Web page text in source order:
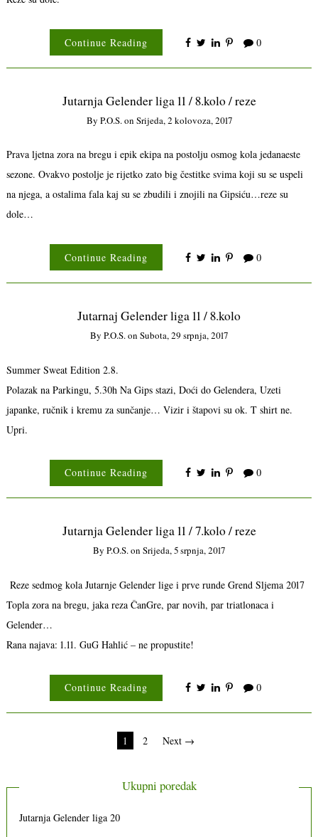
Continue Reading 0
Jutarnja Gelender liga 11 / 8.kolo / reze
By P.o.s.on Srijeda, 2 kolovoza, 2017
Prava ljetna zora na bregu i epik ekipa na postolju osmog kola jedanaeste
sezone. Ovakvo postolje je rijetko zato big čestitke svima koji su se uspeli
na njega, a ostalima fala kaj su se zbudili i znojili na Gipsiću…reze su
dole…
Continue Reading 0
Jutarnaj Gelender liga 11 / 8.kolo
By P.o.s.on Subota, 29 srpnja, 2017
Summer Sweat Edition 2.8.
Polazak na Parkingu, 5.30h Na Gips stazi, Doći do Gelendera, Uzeti
japanke, ručnik i kremu za sunčanje… Vizir i štapovi su ok. T shirt ne.
Upri.
Continue Reading 0
Jutarnja Gelender liga 11 / 7.kolo / reze
By P.o.s.on Srijeda, 5 srpnja, 2017
Reze sedmog kola Jutarnje Gelender lige i prve runde Grend Sljema 2017
Topla zora na bregu, jaka reza ČanGre, par novih, par triatlonaca i
Gelender…
Rana najava: 1.11. GuG Hahlić – ne propustite!
Continue Reading 0
objava
1 2 Next →
Ukupni poredak
Jutarnja Gelender liga 20